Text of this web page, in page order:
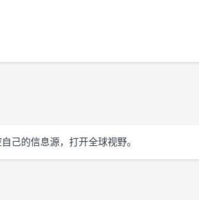
己的信息源，打开全球视野。